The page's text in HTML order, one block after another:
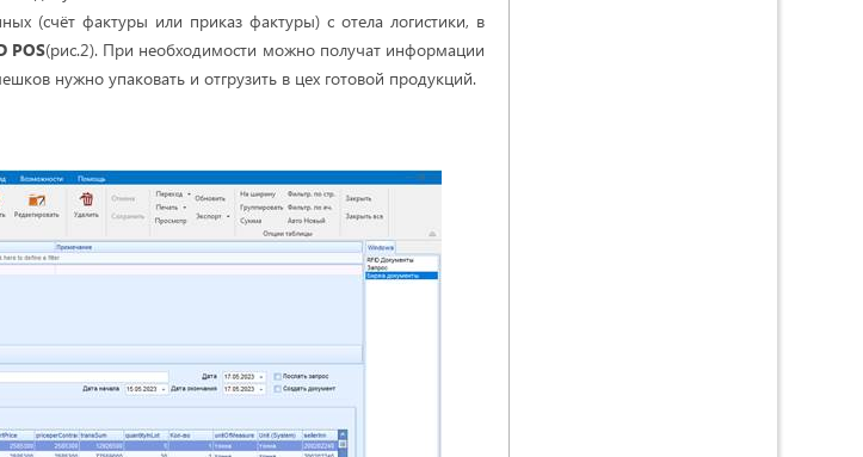
(счёт фактуры или приказ фактуры) с отела логистики, в
POS(рис.2). При необходимости можно получат информации
нужно упаковать и отгрузить в цех готовой продукций.